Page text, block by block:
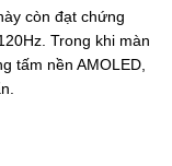
còn đạt chứng
Trong khi màn
tấm nền AMOLED,